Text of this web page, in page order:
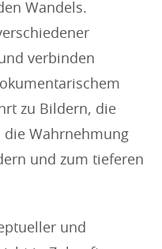
Wandels.
verbinden
zu Bildern, die
die Wahrnehmung
und zum tieferen
und